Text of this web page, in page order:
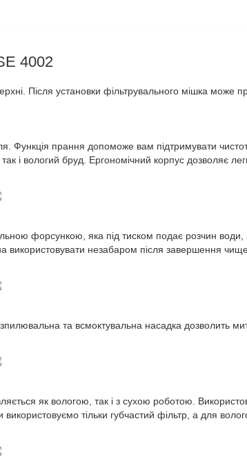
4002
Після установки фільтрувального мішка може
Функція прання допоможе вам підтримувати
і вологий бруд. Ергономічний корпус дозволяє
форсункою, яка під тиском подає розчин води,
незабаром після завершення
та всмоктувальна насадка дозволить
як вологою, так і з сухою роботою.
тільки губчастий фільтр, а для